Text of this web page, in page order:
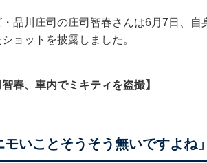
品川庄司の庄司智春さんは6月7日、
ョットを披露しました。
智春、車内でミキティを盗撮】
モいことそうそう無いですよね」